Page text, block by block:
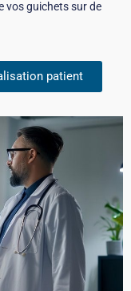
vos guichets sur de
patient